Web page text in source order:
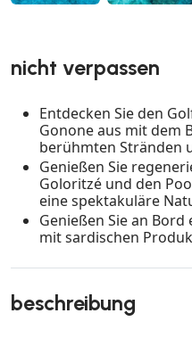
nicht verpassen
Entdecken Sie den
Gonone aus mit dem
berühmten Stränden
Genießen Sie
Goloritzé und den
eine spektakuläre
Genießen Sie an
mit sardischen
beschreibung